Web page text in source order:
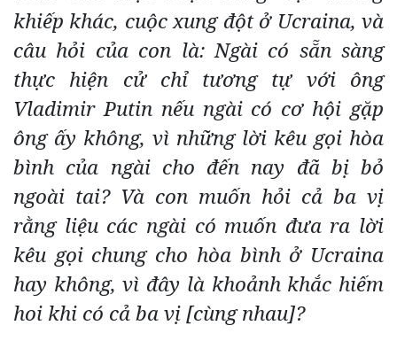
khiếp khác, cuộc xung đột ở Ucraina, và
câu hỏi của con là: Ngài có sẵn sàng
thực hiện cử chỉ tương tự với ông
Vladimir Putin nếu ngài có cơ hội gặp
ông ấy không, vì những lời kêu gọi hòa
bình của ngài cho đến nay đã bị bỏ
ngoài tai? Và con muốn hỏi cả ba vị
rằng liệu các ngài có muốn đưa ra lời
kêu gọi chung cho hòa bình ở Ucraina
hay không, vì đây là khoảnh khắc hiếm
hoi khi có cả ba vị [cùng nhau]?